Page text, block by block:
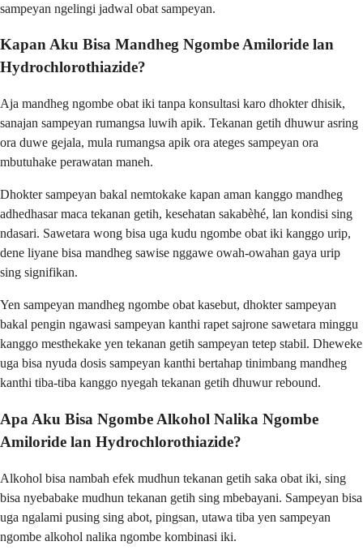
sampeyan ngelingi jadwal obat sampeyan.
Kapan Aku Bisa Mandheg Ngombe Amiloride lan
Hydrochlorothiazide?
Aja mandheg ngombe obat iki tanpa konsultasi karo dhokter dhisik,
sanajan sampeyan rumangsa luwih apik. Tekanan getih dhuwur asring
ora duwe gejala, mula rumangsa apik ora ateges sampeyan ora
mbutuhake perawatan maneh.
Dhokter sampeyan bakal nemtokake kapan aman kanggo mandheg
adhedhasar maca tekanan getih, kesehatan sakabèhé, lan kondisi sing
ndasari. Sawetara wong bisa uga kudu ngombe obat iki kanggo urip,
dene liyane bisa mandheg sawise nggawe owah-owahan gaya urip
sing signifikan.
Yen sampeyan mandheg ngombe obat kasebut, dhokter sampeyan
bakal pengin ngawasi sampeyan kanthi rapet sajrone sawetara minggu
kanggo mesthekake yen tekanan getih sampeyan tetep stabil. Dheweke
uga bisa nyuda dosis sampeyan kanthi bertahap tinimbang mandheg
kanthi tiba-tiba kanggo nyegah tekanan getih dhuwur rebound.
Apa Aku Bisa Ngombe Alkohol Nalika Ngombe
Amiloride lan Hydrochlorothiazide?
Alkohol bisa nambah efek mudhun tekanan getih saka obat iki, sing
bisa nyebabake mudhun tekanan getih sing mbebayani. Sampeyan bisa
uga ngalami pusing sing abot, pingsan, utawa tiba yen sampeyan
ngombe alkohol nalika ngombe kombinasi iki.